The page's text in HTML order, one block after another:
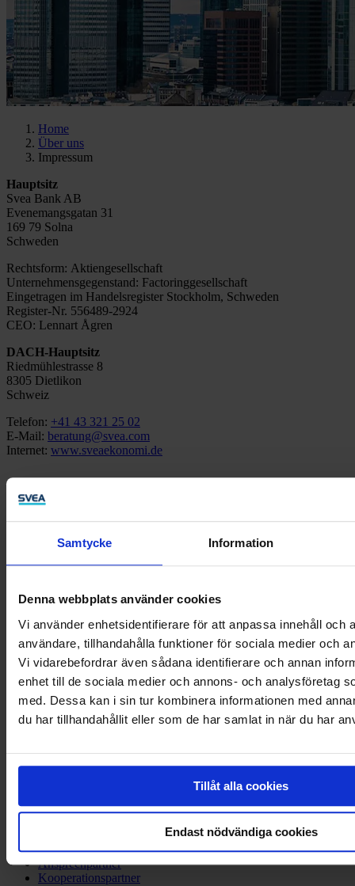
Samtycke Information
Denna webbplats använder cookies
Vi använder enhetsidentifierare för att anpassa innehåll och
användare, tillhandahålla funktioner för sociala medier och
Vi vidarebefordrar även sådana identifierare och annan
enhet till de sociala medier och annons- och analysföretag
med. Dessa kan i sin tur kombinera informationen med
du har tillhandahållit eller som de har samlat in när du har
Tillåt alla cookies
Endast nödvändiga cookies
Home
Über uns
Impressum
Hauptsitz
Svea Bank AB
Evenemangsgatan 31
169 79 Solna
Schweden
Rechtsform: Aktiengesellschaft
Unternehmensgegenstand: Factoringgesellschaft
Eingetragen im Handelsregister Stockholm, Schweden
Register-Nr. 556489-2924
CEO: Lennart Ågren
DACH-Hauptsitz
Riedmühlestrasse 8
8305 Dietlikon
Schweiz
Telefon: +41 43 321 25 02
E-Mail: beratung@svea.com
Internet: www.sveaekonomi.de
Kontaktieren Sie uns
helfen Ihnen gerne weiter.
Linkedin
FB
Twitter
Dienstleistungen
Invoice Purchasing
KMU Darlehen
Über uns
Über Svea
Ansprechpartner
Kooperationspartner